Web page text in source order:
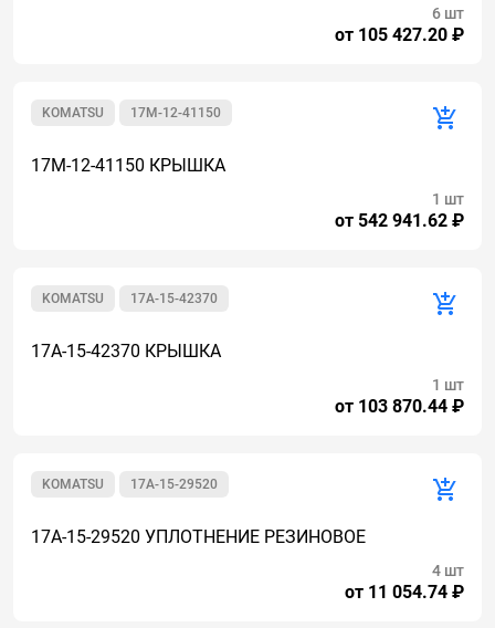
от 105 427.20 ₽
6 шт
17M-12-41150
KOMATSU
17M-12-41150 КРЫШКА
от 542 941.62 ₽
1 шт
17A-15-42370
KOMATSU
17A-15-42370 КРЫШКА
от 103 870.44 ₽
1 шт
17A-15-29520
KOMATSU
17A-15-29520 УПЛОТНЕНИЕ РЕЗИНОВОЕ
от 11 054.74 ₽
4 шт